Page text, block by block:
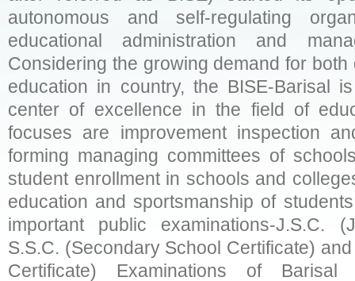
autonomous and self-regulating
educational administration and
Considering the growing demand for
education in country, the BISE-Barisal
center of excellence in the field of
focuses are improvement inspection
forming managing committees of
student enrollment in schools and
education and sportsmanship of
important public examinations-J.S.C.
S.S.C. (Secondary School Certificate)
Certificate) Examinations of